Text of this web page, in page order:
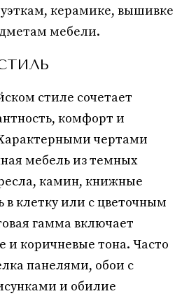
керамике, вышивке
мебели.
стиле сочетает
комфорт и
чертами
мебель из темных
камин, книжные
клетку или с цветочным
гамма включает
и коричневые тона. Часто
панелями, обои с
и обилие